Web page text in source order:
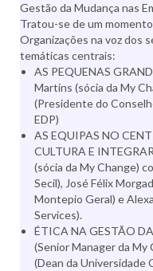
Gestão da Mudança nas
Tratou-se de um
Organizações na voz dos
temáticas centrais:
AS PEQUENAS
Martins (sócia da My
(Presidente do
EDP)
AS EQUIPAS NO
CULTURA E
(sócia da My Change)
Secil), José Félix
Montepio Geral) e
Services).
ÉTICA NA GESTÃO
(Senior Manager da
(Dean da Universidade